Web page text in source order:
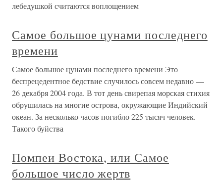
лебедушкой считаются воплощением
Самое большое цунами последнего
времени
Самое большое цунами последнего времени Это
беспрецедентное бедствие случилось совсем недавно —
26 декабря 2004 года. В тот день свирепая морская стихия
обрушилась на многие острова, окружающие Индийский
океан. За несколько часов погибло 225 тысяч человек.
Такого буйства
Помпеи Востока, или Самое
большое число жертв